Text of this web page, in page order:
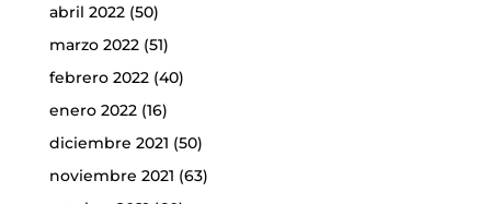
abril 2022(50)
marzo 2022(51)
febrero 2022(40)
enero 2022(16)
diciembre 2021 (50)
noviembre 2021 (63)